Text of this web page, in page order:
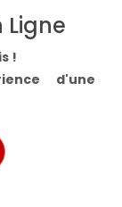
Ligne
!
d'une